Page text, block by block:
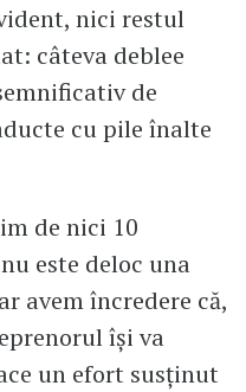
nici restul
câteva deblee
de
cu pile înalte
de nici 10
este deloc una
avem încredere că,
își va
un efort susținut